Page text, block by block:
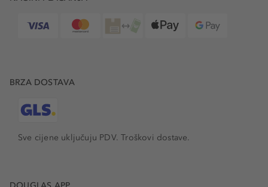
BRZA DOSTAVA
Sve cijene uključuju PDV.Troškovi dostave.